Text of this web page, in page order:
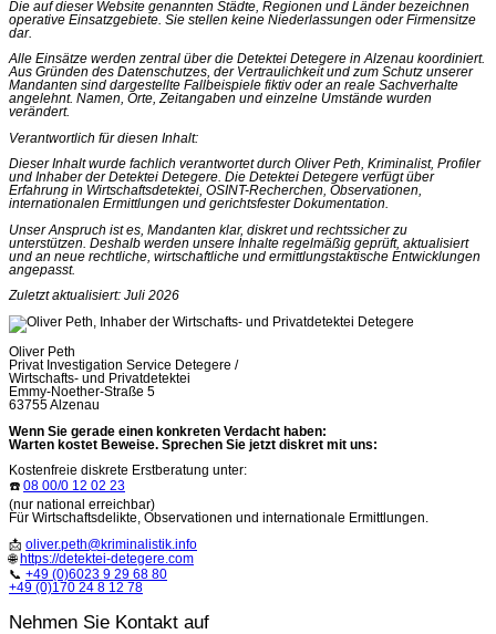
Die auf dieser Website genannten Städte, Regionen und Länder bezeichnen
operative Einsatzgebiete. Sie stellen keine Niederlassungen oder Firmensitze
dar.
Alle Einsätze werden zentral über die Detektei Detegere in Alzenau koordiniert.
Aus Gründen des Datenschutzes, der Vertraulichkeit und zum Schutz unserer
Mandanten sind dargestellte Fallbeispiele fiktiv oder an reale Sachverhalte
angelehnt. Namen, Orte, Zeitangaben und einzelne Umstände wurden
verändert.
Verantwortlich für diesen Inhalt:
Dieser Inhalt wurde fachlich verantwortet durch Oliver Peth, Kriminalist, Profiler
und Inhaber der Detektei Detegere. Die Detektei Detegere verfügt über
Erfahrung in Wirtschaftsdetektei, OSINT-Recherchen, Observationen,
internationalen Ermittlungen und gerichtsfester Dokumentation.
Unser Anspruch ist es, Mandanten klar, diskret und rechtssicher zu
unterstützen. Deshalb werden unsere Inhalte regelmäßig geprüft, aktualisiert
und an neue rechtliche, wirtschaftliche und ermittlungstaktische Entwicklungen
angepasst.
Zuletzt aktualisiert: Juli 2026
Oliver Peth
Privat Investigation Service Detegere /
Wirtschafts- und Privatdetektei
Emmy-Noether-Straße 5
63755 Alzenau
Wenn Sie gerade einen konkreten Verdacht haben:
Warten kostet Beweise. Sprechen Sie jetzt diskret mit uns:
Kostenfreie diskrete Erstberatung unter:
☎️ 08 00/0 12 02 23
(nur national erreichbar)
Für Wirtschaftsdelikte, Observationen und internationale Ermittlungen.
📩 oliver.peth@kriminalistik.info
🌐 https://detektei-detegere.com
📞 +49 (0)6023 9 29 68 80
+49 (0)170 24 8 12 78
Nehmen Sie Kontakt auf